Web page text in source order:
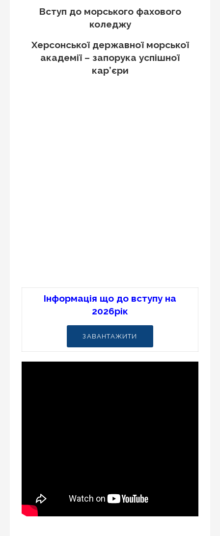
Вступ до морського фахового
коледжу
Херсонської державної морської
академії – запорука успішної
кар’єри
Інформація що до вступу на
2026рік
ЗАВАНТАЖИТИ